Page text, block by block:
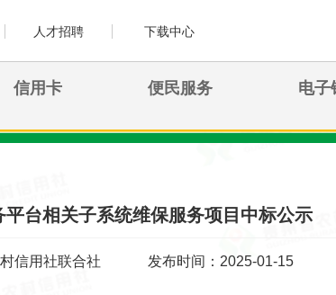
人才招聘 下载中心
信用卡 便民服务 电子
平台相关子系统维保服务项目中标公示
信用社联合社 发布时间：2025-01-15